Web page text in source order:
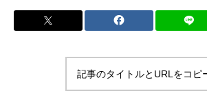
記事のタイトルとURLをコピ